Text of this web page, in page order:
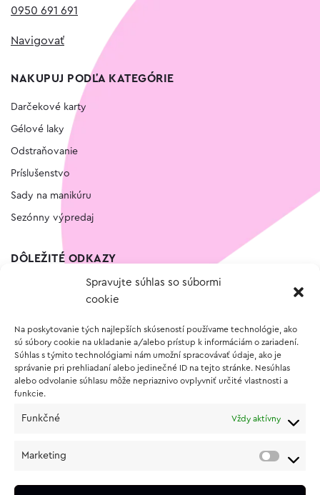
Spravujte súhlas so súbormi
cookie
Na poskytovanie tých najlepších skúseností používame technológie, ako
sú súbory cookie na ukladanie a/alebo prístup k informáciám o zariadení.
Súhlas s týmito technológiami nám umožní spracovávať údaje, ako je
správanie pri prehliadaní alebo jedinečné ID na tejto stránke. Nesúhlas
alebo odvolanie súhlasu môže nepriaznivo ovplyvniť určité vlastnosti a
funkcie.
Funkčné Vždy aktívny
Marketing
0950 691 691
Navigovať
NAKUPUJ PODĽA KATEGÓRIE
Darčekové karty
Gélové laky
Odstraňovanie
Príslušenstvo
Sady na manikúru
Sezónny výpredaj
DÔLEŽITÉ ODKAZY
Vernostný program
O NÁKUPE
Vrátenie a reklamácia tovaru